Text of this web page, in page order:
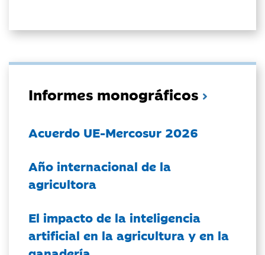
Informes monográficos
Acuerdo UE-Mercosur 2026
Año internacional de la
agricultora
El impacto de la inteligencia
artificial en la agricultura y en la